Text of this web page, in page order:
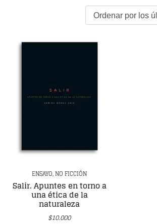
ENSAYO, NO FICCIÓN
Salir. Apuntes en torno a
una ética de la
naturaleza
$10.000